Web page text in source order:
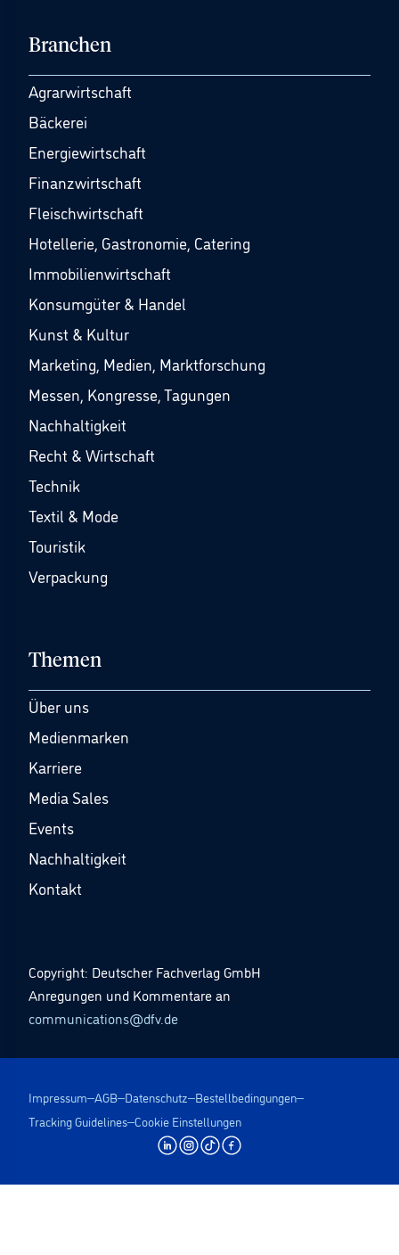
Branchen
Agrarwirtschaft
Bäckerei
Energiewirtschaft
Finanzwirtschaft
Fleischwirtschaft
Hotellerie, Gastronomie, Catering
Immobilienwirtschaft
Konsumgüter & Handel
Kunst & Kultur
Marketing, Medien, Marktforschung
Messen, Kongresse, Tagungen
Nachhaltigkeit
Recht & Wirtschaft
Technik
Textil & Mode
Touristik
Verpackung
Themen
Über uns
Medienmarken
Karriere
Media Sales
Events
Nachhaltigkeit
Kontakt
Copyright: Deutscher Fachverlag GmbH
Anregungen und Kommentare an
communications@dfv.de
Impressum AGB Datenschutz Bestellbedingungen
Tracking Guidelines Cookie Einstellungen